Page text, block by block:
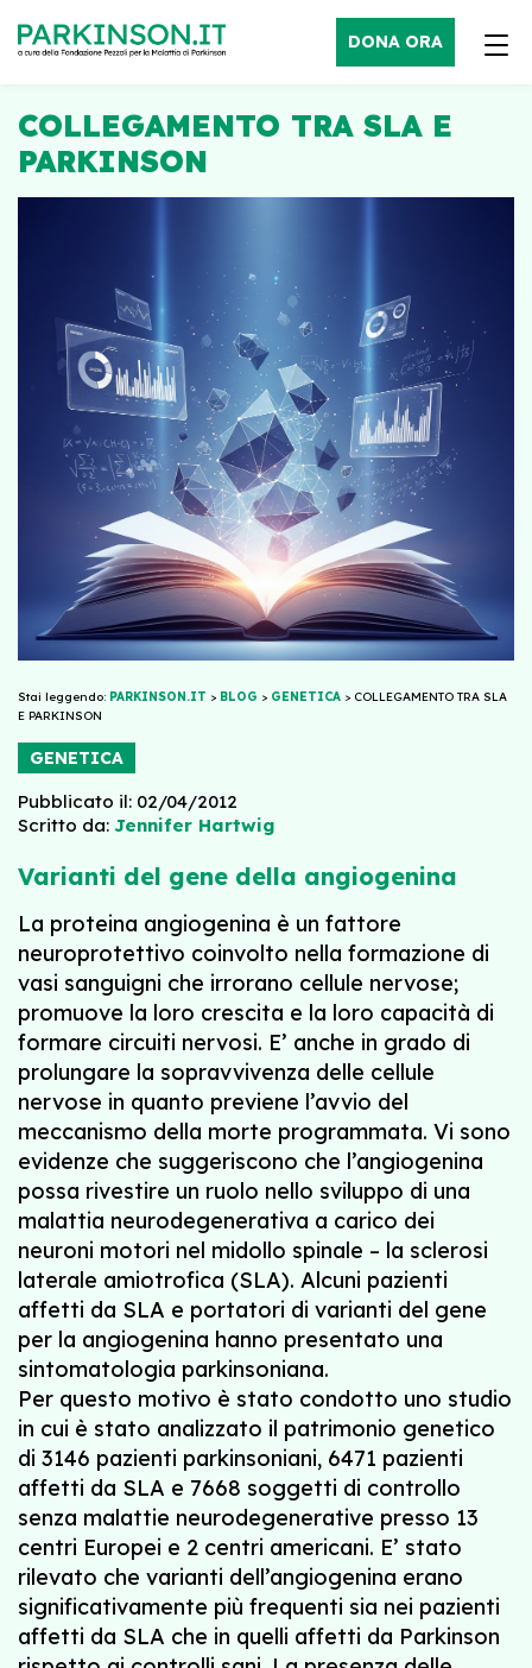
DONA ORA
COLLEGAMENTO TRA SLA E
PARKINSON
Stai leggendo: PARKINSON.IT > BLOG > GENETICA > COLLEGAMENTO TRA SLA
E PARKINSON
GENETICA
Pubblicato il: 02/04/2012
Scritto da: Jennifer Hartwig
Varianti del gene della angiogenina
La proteina angiogenina è un fattore
neuroprotettivo coinvolto nella formazione di
vasi sanguigni che irrorano cellule nervose;
promuove la loro crescita e la loro capacità di
formare circuiti nervosi. E’ anche in grado di
prolungare la sopravvivenza delle cellule
nervose in quanto previene l’avvio del
meccanismo della morte programmata. Vi sono
evidenze che suggeriscono che l’angiogenina
possa rivestire un ruolo nello sviluppo di una
malattia neurodegenerativa a carico dei
neuroni motori nel midollo spinale – la sclerosi
laterale amiotrofica (SLA). Alcuni pazienti
affetti da SLA e portatori di varianti del gene
per la angiogenina hanno presentato una
sintomatologia parkinsoniana.
Per questo motivo è stato condotto uno studio
in cui è stato analizzato il patrimonio genetico
di 3146 pazienti parkinsoniani, 6471 pazienti
affetti da SLA e 7668 soggetti di controllo
senza malattie neurodegenerative presso 13
centri Europei e 2 centri americani. E’ stato
rilevato che varianti dell’angiogenina erano
significativamente più frequenti sia nei pazienti
affetti da SLA che in quelli affetti da Parkinson